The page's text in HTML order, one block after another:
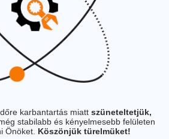
karbantartás miatt szüneteltetjük,
stabilabb és kényelmesebb felületen
Önöket. Köszönjük türelmüket!